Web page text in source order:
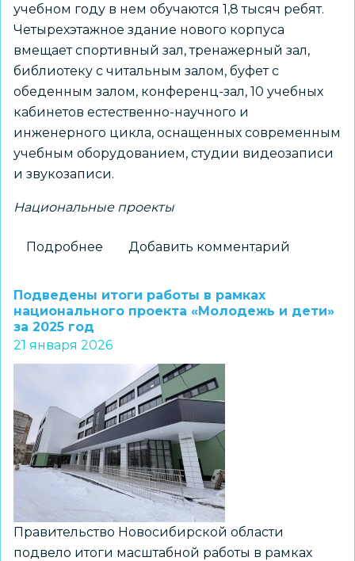
учебном году в нем обучаются 1,8 тысяч ребят.
Четырехэтажное здание нового корпуса
вмещает спортивный зал, тренажерный зал,
библиотеку с читальным залом, буфет с
обеденным залом, конференц-зал, 10 учебных
кабинетов естественно-научного и
инженерного цикла, оснащенных современным
учебным оборудованием, студии видеозаписи
и звукозаписи.
Национальные проекты
Подробнее
обновленный
корпус
лицея
250
мест
Добавить комментарий
Подведены итоги работы в рамках
национального проекта «Молодежь и дети»
за 2025 год
21 января 2026
Правительство Новосибирской области
подвело итоги масштабной работы в рамках